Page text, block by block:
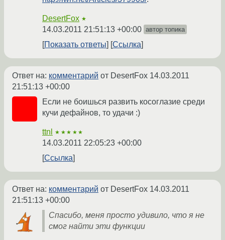
DesertFox ★
14.03.2011 21:51:13 +00:00 автор топика
Показать ответы Ссылка
Ответ на: комментарий от DesertFox 14.03.2011
21:51:13 +00:00
Если не боишься развить косоглазие среди
кучи дефайнов, то удачи :)
ttnl ★★★★★
14.03.2011 22:05:23 +00:00
Ссылка
Ответ на: комментарий от DesertFox 14.03.2011
21:51:13 +00:00
Спасибо, меня просто удивило, что я не
смог найти эти функции